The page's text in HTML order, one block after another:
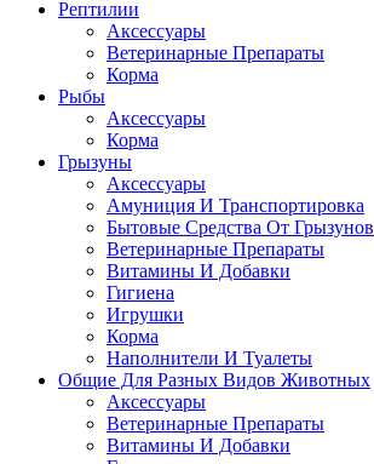
Рептилии
Аксессуары
Ветеринарные Препараты
Корма
Рыбы
Аксессуары
Корма
Грызуны
Аксессуары
Амуниция И Транспортировка
Бытовые Средства От Грызунов
Ветеринарные Препараты
Витамины И Добавки
Гигиена
Игрушки
Корма
Наполнители И Туалеты
Общие Для Разных Видов Животных
Аксессуары
Ветеринарные Препараты
Витамины И Добавки